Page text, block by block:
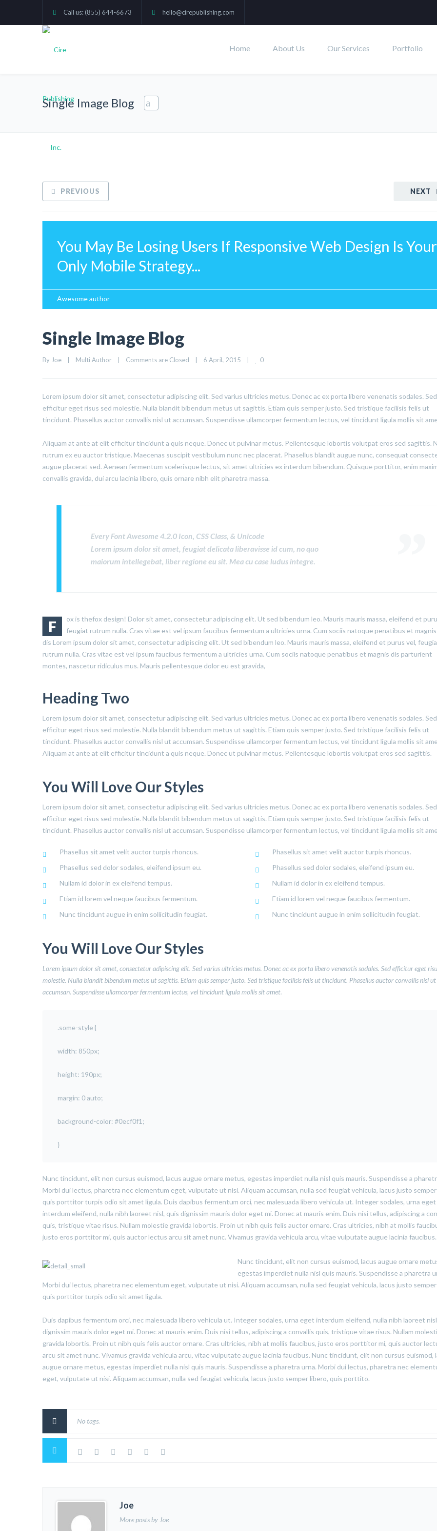
Call us: (855) 644-6673 hello@cirepublishing.com
Home About Us Our Services Portfolio
Single Image Blog
NEXT
PREVIOUS
You May Be Losing Users If Responsive Web Design Is Your
Only Mobile Strategy...
Awesome author
Single Image Blog
By Joe Multi Author Comments are Closed 6 April, 2015 0
Lorem ipsum dolor sit amet, consectetur adipiscing elit. Sed varius ultricies metus. Donec ac ex porta libero venenatis sodales. Sed
efficitur eget risus sed molestie. Nulla blandit bibendum metus ut sagittis. Etiam quis semper justo. Sed tristique facilisis felis ut
tincidunt. Phasellus auctor convallis nisl ut accumsan. Suspendisse ullamcorper fermentum lectus, vel tincidunt ligula mollis sit
Aliquam at ante at elit efficitur tincidunt a quis neque. Donec ut pulvinar metus. Pellentesque lobortis volutpat eros sed sagittis.
rutrum ex eu auctor tristique. Maecenas suscipit vestibulum nunc nec placerat. Phasellus blandit augue nunc, consequat
augue placerat sed. Aenean fermentum scelerisque lectus, sit amet ultricies ex interdum bibendum. Quisque porttitor, enim
convallis gravida, dui arcu lacinia libero, quis ornare nibh elit pharetra massa.
Every Font Awesome 4.2.0 Icon, CSS Class, & Unicode
Lorem ipsum dolor sit amet, feugiat delicata liberavisse id cum, no quo
maiorum intellegebat, liber regione eu sit. Mea cu case ludus integre.
F
ox is thefox design! Dolor sit amet, consectetur adipiscing elit. Ut sed bibendum leo. Mauris mauris massa, eleifend et
feugiat rutrum nulla. Cras vitae est vel ipsum faucibus fermentum a ultricies urna. Cum sociis natoque penatibus et magnis
dis Lorem ipsum dolor sit amet, consectetur adipiscing elit. Ut sed bibendum leo. Mauris mauris massa, eleifend et purus vel,
rutrum nulla. Cras vitae est vel ipsum faucibus fermentum a ultricies urna. Cum sociis natoque penatibus et magnis dis parturient
montes, nascetur ridiculus mus. Mauris pellentesque dolor eu est gravida,
Heading Two
Lorem ipsum dolor sit amet, consectetur adipiscing elit. Sed varius ultricies metus. Donec ac ex porta libero venenatis sodales. Sed
efficitur eget risus sed molestie. Nulla blandit bibendum metus ut sagittis. Etiam quis semper justo. Sed tristique facilisis felis ut
tincidunt. Phasellus auctor convallis nisl ut accumsan. Suspendisse ullamcorper fermentum lectus, vel tincidunt ligula mollis sit
Aliquam at ante at elit efficitur tincidunt a quis neque. Donec ut pulvinar metus. Pellentesque lobortis volutpat eros sed sagittis.
You Will Love Our Styles
Lorem ipsum dolor sit amet, consectetur adipiscing elit. Sed varius ultricies metus. Donec ac ex porta libero venenatis sodales. Sed
efficitur eget risus sed molestie. Nulla blandit bibendum metus ut sagittis. Etiam quis semper justo. Sed tristique facilisis felis ut
tincidunt. Phasellus auctor convallis nisl ut accumsan. Suspendisse ullamcorper fermentum lectus, vel tincidunt ligula mollis sit
Phasellus sit amet velit auctor turpis rhoncus.
Phasellus sed dolor sodales, eleifend ipsum eu.
Nullam id dolor in ex eleifend tempus.
Etiam id lorem vel neque faucibus fermentum.
Nunc tincidunt augue in enim sollicitudin feugiat.
Phasellus sit amet velit auctor turpis rhoncus.
Phasellus sed dolor sodales, eleifend ipsum eu.
Nullam id dolor in ex eleifend tempus.
Etiam id lorem vel neque faucibus fermentum.
Nunc tincidunt augue in enim sollicitudin feugiat.
You Will Love Our Styles
Lorem ipsum dolor sit amet, consectetur adipiscing elit. Sed varius ultricies metus. Donec ac ex porta libero venenatis sodales. Sed efficitur eget
molestie. Nulla blandit bibendum metus ut sagittis. Etiam quis semper justo. Sed tristique facilisis felis ut tincidunt. Phasellus auctor convallis nisl ut
accumsan. Suspendisse ullamcorper fermentum lectus, vel tincidunt ligula mollis sit amet.
.some-style {
width: 850px;
height: 190px;
margin: 0 auto;
background-color: #0ecf0f1;
}
Nunc tincidunt, elit non cursus euismod, lacus augue ornare metus, egestas imperdiet nulla nisl quis mauris. Suspendisse a
Morbi dui lectus, pharetra nec elementum eget, vulputate ut nisi. Aliquam accumsan, nulla sed feugiat vehicula, lacus justo
quis porttitor turpis odio sit amet ligula. Duis dapibus fermentum orci, nec malesuada libero vehicula ut. Integer sodales, urna eget
interdum eleifend, nulla nibh laoreet nisl, quis dignissim mauris dolor eget mi. Donec at mauris enim. Duis nisi tellus, adipiscing a
quis, tristique vitae risus. Nullam molestie gravida lobortis. Proin ut nibh quis felis auctor ornare. Cras ultricies, nibh at mollis
justo eros porttitor mi, quis auctor lectus arcu sit amet nunc. Vivamus gravida vehicula arcu, vitae vulputate augue lacinia faucibus.
Nunc tincidunt, elit non cursus euismod, lacus augue ornare
egestas imperdiet nulla nisl quis mauris. Suspendisse a pharetra
Morbi dui lectus, pharetra nec elementum eget, vulputate ut nisi. Aliquam accumsan, nulla sed feugiat vehicula, lacus justo
quis porttitor turpis odio sit amet ligula.
Duis dapibus fermentum orci, nec malesuada libero vehicula ut. Integer sodales, urna eget interdum eleifend, nulla nibh laoreet
dignissim mauris dolor eget mi. Donec at mauris enim. Duis nisi tellus, adipiscing a convallis quis, tristique vitae risus. Nullam
gravida lobortis. Proin ut nibh quis felis auctor ornare. Cras ultricies, nibh at mollis faucibus, justo eros porttitor mi, quis auctor
arcu sit amet nunc. Vivamus gravida vehicula arcu, vitae vulputate augue lacinia faucibus. Nunc tincidunt, elit non cursus euismod,
augue ornare metus, egestas imperdiet nulla nisl quis mauris. Suspendisse a pharetra urna. Morbi dui lectus, pharetra nec
eget, vulputate ut nisi. Aliquam accumsan, nulla sed feugiat vehicula, lacus justo semper libero, quis porttito.
No tags.
Joe
More posts by Joe